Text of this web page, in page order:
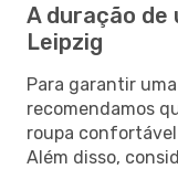
A duração de
Leipzig
Para garantir
recomendamos
roupa
Além disso,